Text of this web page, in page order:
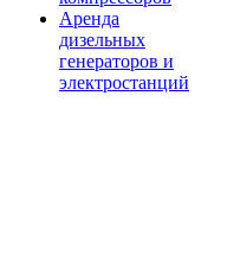
Аренда
дизельных
генераторов и
электростанций